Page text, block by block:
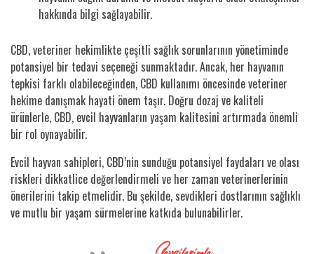
hakkında bilgi sağlayabilir.
CBD, veteriner hekimlikte çeşitli sağlık sorunlarının yönetiminde
potansiyel bir tedavi seçeneği sunmaktadır. Ancak, her hayvanın
tepkisi farklı olabileceğinden, CBD kullanımı öncesinde veteriner
hekime danışmak hayati önem taşır. Doğru dozaj ve kaliteli
ürünlerle, CBD, evcil hayvanların yaşam kalitesini artırmada önemli
bir rol oynayabilir.
Evcil hayvan sahipleri, CBD’nin sunduğu potansiyel faydaları ve olası
riskleri dikkatlice değerlendirmeli ve her zaman veterinerlerinin
önerilerini takip etmelidir. Bu şekilde, sevdikleri dostlarının sağlıklı
ve mutlu bir yaşam sürmelerine katkıda bulunabilirler.